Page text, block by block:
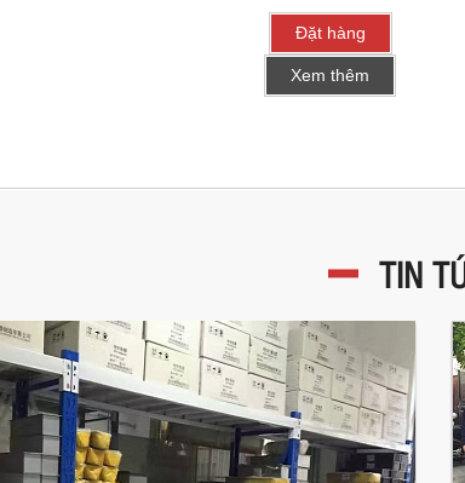
Đặt hàng
Xem thêm
TIN